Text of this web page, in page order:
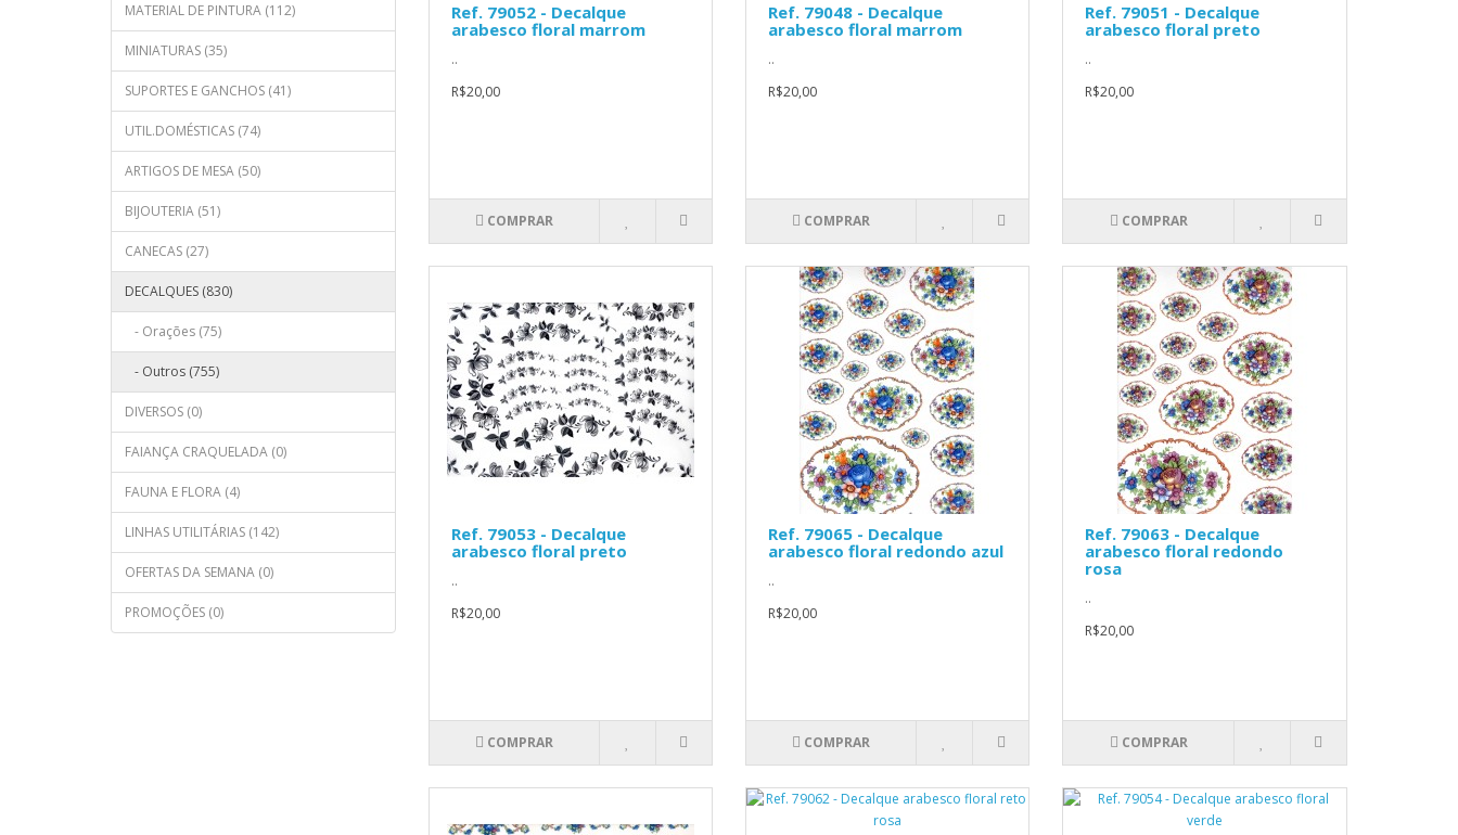
MATERIAL DE PINTURA (112)
MINIATURAS (35)
SUPORTES E GANCHOS (41)
UTIL.DOMÉSTICAS (74)
ARTIGOS DE MESA (50)
BIJOUTERIA (51)
CANECAS (27)
DECALQUES (830)
- Orações (75)
- Outros (755)
DIVERSOS (0)
FAIANÇA CRAQUELADA (0)
FAUNA E FLORA (4)
LINHAS UTILITÁRIAS (142)
OFERTAS DA SEMANA (0)
PROMOÇÕES (0)
Ref. 79052 - Decalque
arabesco floral marrom
..
R$20,00
COMPRAR
Ref. 79048 - Decalque
arabesco floral marrom
..
R$20,00
COMPRAR
Ref. 79051 - Decalque
arabesco floral preto
..
R$20,00
COMPRAR
Ref. 79053 - Decalque
arabesco floral preto
..
R$20,00
COMPRAR
Ref. 79065 - Decalque
arabesco floral redondo azul
..
R$20,00
COMPRAR
Ref. 79063 - Decalque
arabesco floral redondo
rosa
..
R$20,00
COMPRAR